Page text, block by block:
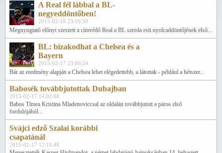
A Real fél lábbal a BL-
negyeddöntőben!
2015-02-18 23:19:30
Megnyugtató előnyt szerzett a címvédő Real a BL szerda esti nyolcaddöntőjének első...
BL: bizakodhat a Chelsea és a
Bayern
2015-02-17 23:06:54
Bár az eredmény alapján a Chelsea lehet elégedettebb, a látottak - például a hétszer...
Babosék továbbjutottak Dubajban
2015-02-17 14:02:08
Babos Tímea Kristina Mladenoviccsal az oldalán továbbjutott a páros első
fordulójából...
Svájci edző Szalai korábbi
csapatánál
2015-02-17 12:10:46